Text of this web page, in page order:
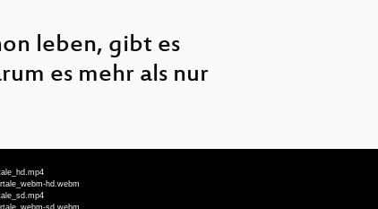
leben, gibt es
es mehr als nur
hd.webm
sd.webm